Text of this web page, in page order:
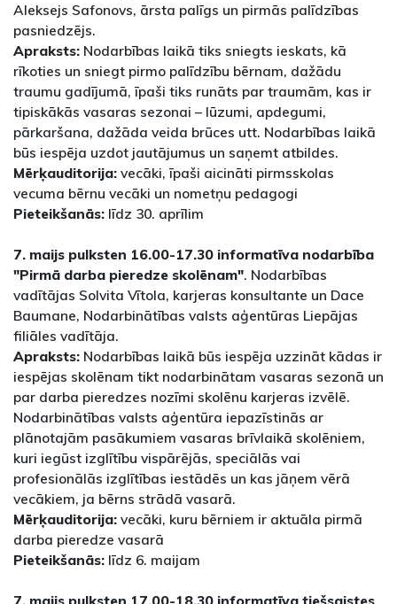
Aleksejs Safonovs, ārsta palīgs un pirmās palīdzības
pasniedzējs.
Apraksts: Nodarbības laikā tiks sniegts ieskats, kā
rīkoties un sniegt pirmo palīdzību bērnam, dažādu
traumu gadījumā, īpaši tiks runāts par traumām, kas ir
tipiskākās vasaras sezonai – lūzumi, apdegumi,
pārkaršana, dažāda veida brūces utt. Nodarbības laikā
būs iespēja uzdot jautājumus un saņemt atbildes.
Mērķauditorija: vecāki, īpaši aicināti pirmsskolas
vecuma bērnu vecāki un nometņu pedagogi
Pieteikšanās: līdz 30. aprīlim
7. maijs pulksten 16.00-17.30 informatīva nodarbība
"Pirmā darba pieredze skolēnam". Nodarbības
vadītājas Solvita Vītola, karjeras konsultante un Dace
Baumane, Nodarbinātības valsts aģentūras Liepājas
filiāles vadītāja.
Apraksts: Nodarbības laikā būs iespēja uzzināt kādas ir
iespējas skolēnam tikt nodarbinātam vasaras sezonā un
par darba pieredzes nozīmi skolēnu karjeras izvēlē.
Nodarbinātības valsts aģentūra iepazīstinās ar
plānotajām pasākumiem vasaras brīvlaikā skolēniem,
kuri iegūst izglītību vispārējās, speciālās vai
profesionālās izglītības iestādēs un kas jāņem vērā
vecākiem, ja bērns strādā vasarā.
Mērķauditorija: vecāki, kuru bērniem ir aktuāla pirmā
darba pieredze vasarā
Pieteikšanās: līdz 6. maijam